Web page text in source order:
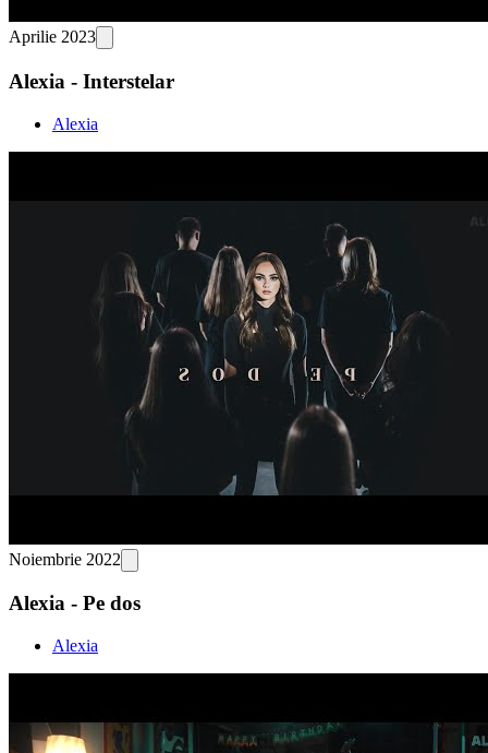
Aprilie 2023
Alexia - Interstelar
Alexia
Noiembrie 2022
Alexia - Pe dos
Alexia